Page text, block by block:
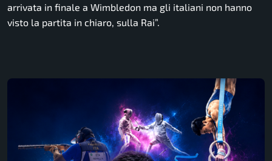
arrivata in finale a Wimbledon ma gli italiani non hanno
visto la partita in chiaro, sulla Rai”.